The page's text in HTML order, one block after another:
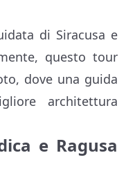
di Siracusa e
questo tour
dove una guida
architettura
e Ragusa